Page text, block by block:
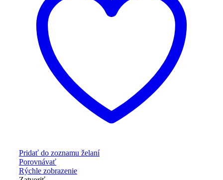
Pridať do zoznamu želaní
Porovnávať
Rýchle zobrazenie